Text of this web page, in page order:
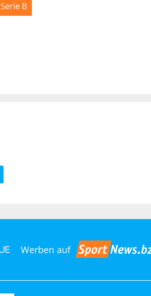
Serie B
Werben auf